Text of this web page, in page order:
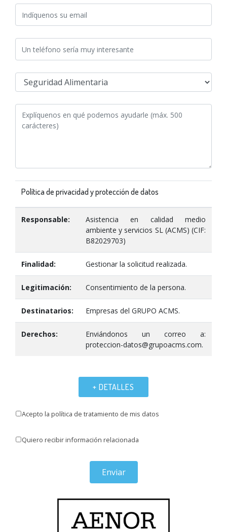
Política de privacidad y protección de datos
Responsable:
Asistencia en calidad medio
ambiente y servicios SL (ACMS) (CIF:
B82029703)
Finalidad: Gestionar la solicitud realizada.
Legitimación: Consentimiento de la persona.
Destinatarios: Empresas del GRUPO ACMS.
Derechos:
Enviándonos un correo a:
proteccion-datos@grupoacms.com.
+ DETALLES
Acepto la política de tratamiento de mis datos
Quiero recibir información relacionada
Enviar